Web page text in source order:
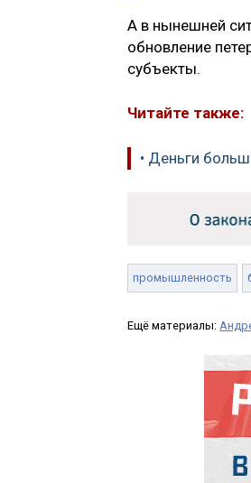
А в нынешней
обновление
субъекты.
Читайте также:
• Деньги
промышленность
Ещё материалы: